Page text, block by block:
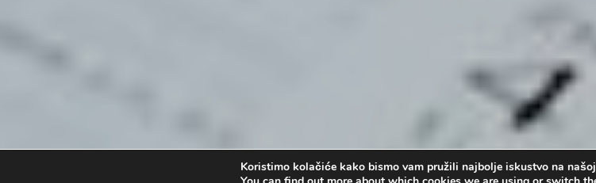
Koristimo kolačiće kako bismo vam pružili najbolje iskustvo na